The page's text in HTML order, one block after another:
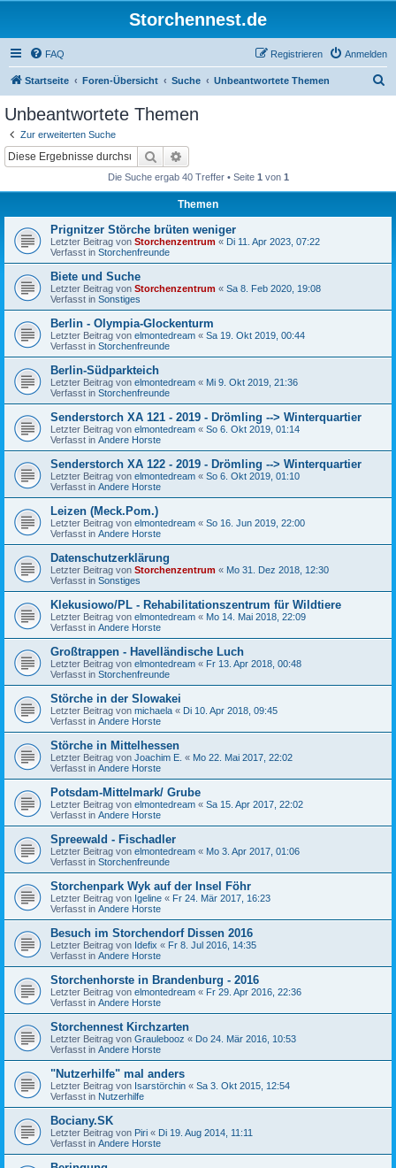
Storchennest.de
FAQ Anmelden
Registrieren
Startseite Foren-Übersicht Suche Unbeantwortete Themen
Unbeantwortete Themen
Zur erweiterten Suche
Suche
Die Suche ergab 40 Treffer • Seite 1 von 1
Themen
Prignitzer Störche brüten weniger
Letzter Beitrag von Storchenzentrum « Di 11. Apr 2023, 07:22
Verfasst in Storchenfreunde
Biete und Suche
Letzter Beitrag von Storchenzentrum « Sa 8. Feb 2020, 19:08
Verfasst in Sonstiges
Berlin - Olympia-Glockenturm
Letzter Beitrag von elmontedream « Sa 19. Okt 2019, 00:44
Verfasst in Storchenfreunde
Berlin-Südparkteich
Letzter Beitrag von elmontedream « Mi 9. Okt 2019, 21:36
Verfasst in Storchenfreunde
Senderstorch XA 121 - 2019 - Drömling --> Winterquartier
Letzter Beitrag von elmontedream « So 6. Okt 2019, 01:14
Verfasst in Andere Horste
Senderstorch XA 122 - 2019 - Drömling --> Winterquartier
Letzter Beitrag von elmontedream « So 6. Okt 2019, 01:10
Verfasst in Andere Horste
Leizen (Meck.Pom.)
Letzter Beitrag von elmontedream « So 16. Jun 2019, 22:00
Verfasst in Andere Horste
Datenschutzerklärung
Letzter Beitrag von Storchenzentrum « Mo 31. Dez 2018, 12:30
Verfasst in Sonstiges
Klekusiowo/PL - Rehabilitationszentrum für Wildtiere
Letzter Beitrag von elmontedream « Mo 14. Mai 2018, 22:09
Verfasst in Andere Horste
Großtrappen - Havelländische Luch
Letzter Beitrag von elmontedream « Fr 13. Apr 2018, 00:48
Verfasst in Storchenfreunde
Störche in der Slowakei
Letzter Beitrag von michaela « Di 10. Apr 2018, 09:45
Verfasst in Andere Horste
Störche in Mittelhessen
Letzter Beitrag von Joachim E. « Mo 22. Mai 2017, 22:02
Verfasst in Andere Horste
Potsdam-Mittelmark/ Grube
Letzter Beitrag von elmontedream « Sa 15. Apr 2017, 22:02
Verfasst in Andere Horste
Spreewald - Fischadler
Letzter Beitrag von elmontedream « Mo 3. Apr 2017, 01:06
Verfasst in Storchenfreunde
Storchenpark Wyk auf der Insel Föhr
Letzter Beitrag von Igeline « Fr 24. Mär 2017, 16:23
Verfasst in Andere Horste
Besuch im Storchendorf Dissen 2016
Letzter Beitrag von Idefix « Fr 8. Jul 2016, 14:35
Verfasst in Andere Horste
Storchenhorste in Brandenburg - 2016
Letzter Beitrag von elmontedream « Fr 29. Apr 2016, 22:36
Verfasst in Andere Horste
Storchennest Kirchzarten
Letzter Beitrag von Graulebooz « Do 24. Mär 2016, 10:53
Verfasst in Andere Horste
"Nutzerhilfe" mal anders
Letzter Beitrag von Isarstörchin « Sa 3. Okt 2015, 12:54
Verfasst in Nutzerhilfe
Bociany.SK
Letzter Beitrag von Piri « Di 19. Aug 2014, 11:11
Verfasst in Andere Horste